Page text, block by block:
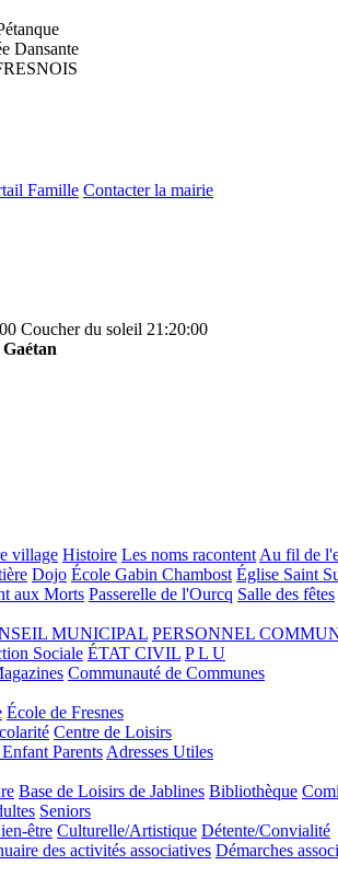
Dansante
Famille Contacter la mairie
Coucher du soleil 21:20:00
Gaétan
village Histoire Les noms racontent Au fil de
Dojo École Gabin Chambost Église Saint
aux Morts Passerelle de l'Ourcq Salle des fêtes
MUNICIPAL PERSONNEL
Sociale ÉTAT CIVIL P L U
Communauté de Communes
École de Fresnes
Centre de Loisirs
Parents Adresses Utiles
Base de Loisirs de Jablines Bibliothèque
Seniors
être Culturelle/Artistique Détente/Convialité
des activités associatives Démarches